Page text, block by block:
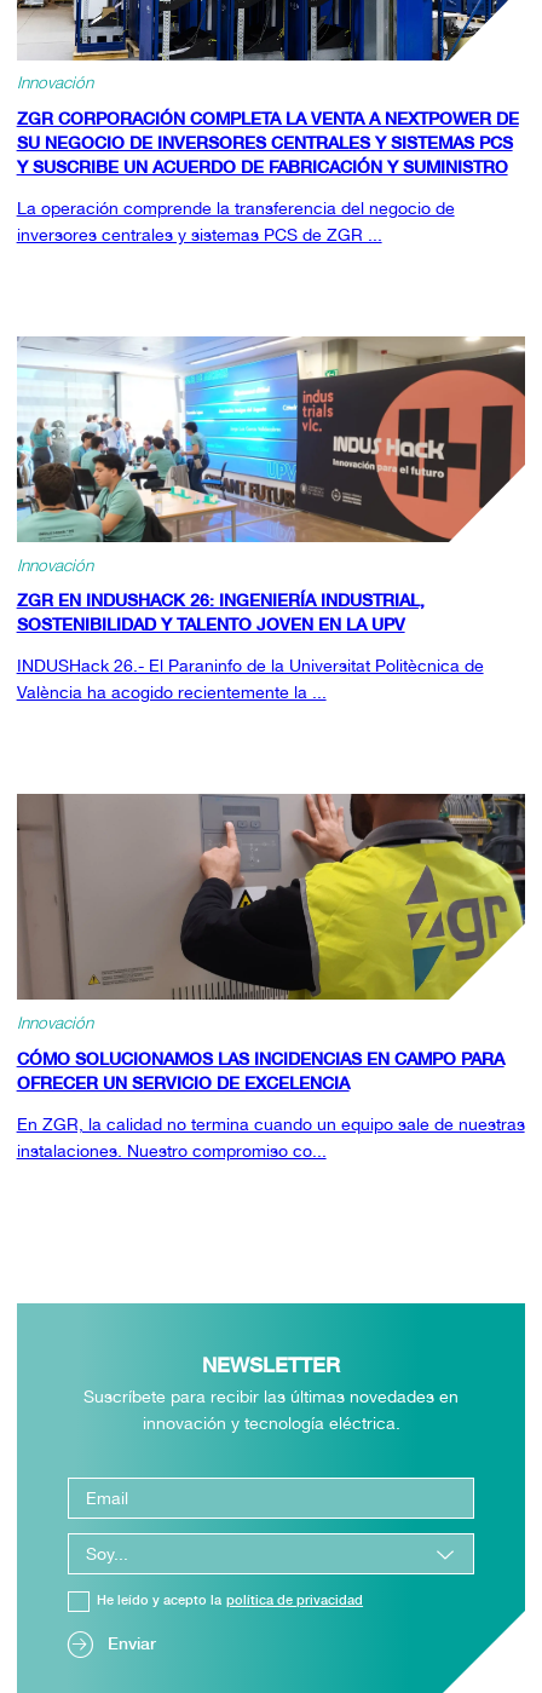
Innovación
ZGR CORPORACIÓN COMPLETA LA VENTA A NEXTPOWER DE
SU NEGOCIO DE INVERSORES CENTRALES Y SISTEMAS PCS
Y SUSCRIBE UN ACUERDO DE FABRICACIÓN Y SUMINISTRO
La operación comprende la transferencia del negocio de
inversores centrales y sistemas PCS de ZGR ...
Innovación
ZGR EN INDUSHACK 26: INGENIERÍA INDUSTRIAL,
SOSTENIBILIDAD Y TALENTO JOVEN EN LA UPV
INDUSHack 26.- El Paraninfo de la Universitat Politècnica de
València ha acogido recientemente la ...
Innovación
CÓMO SOLUCIONAMOS LAS INCIDENCIAS EN CAMPO PARA
OFRECER UN SERVICIO DE EXCELENCIA
En ZGR, la calidad no termina cuando un equipo sale de nuestras
instalaciones. Nuestro compromiso co...
NEWSLETTER
Suscríbete para recibir las últimas novedades en
innovación y tecnología eléctrica.
Enviar
He leído y acepto la política de privacidad